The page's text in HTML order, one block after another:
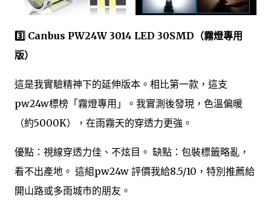
3️⃣ Canbus PW24W 3014 LED 30SMD（霧燈專用
版）
這是我實驗精神下的延伸版本。相比第一款，這支
pw24w標榜「霧燈專用」。我實測後發現，色溫偏暖
（約5000K），在雨霧天的穿透力更強。
優點：視線穿透力佳、不炫目。 缺點：包裝標籤略亂，
看不出產地。 這組pw24w 評價我給8.5/10，特別推薦給
開山路或多雨城市的朋友。